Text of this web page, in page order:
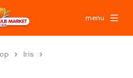
menu
Iris